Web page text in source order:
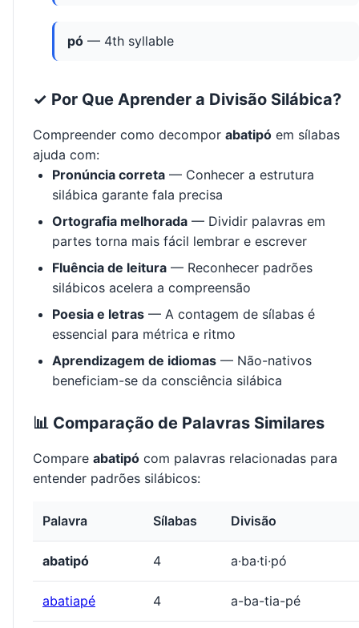
pó — 4th syllable
✓ Por Que Aprender a Divisão Silábica?
Compreender como decompor abatipó em sílabas
ajuda com:
Pronúncia correta — Conhecer a estrutura
silábica garante fala precisa
Ortografia melhorada — Dividir palavras em
partes torna mais fácil lembrar e escrever
Fluência de leitura — Reconhecer padrões
silábicos acelera a compreensão
Poesia e letras — A contagem de sílabas é
essencial para métrica e ritmo
Aprendizagem de idiomas — Não-nativos
beneficiam-se da consciência silábica
📊 Comparação de Palavras Similares
Compare abatipó com palavras relacionadas para
entender padrões silábicos:
Palavra Sílabas Divisão
abatipó 4 a·ba·ti·pó
abatiapé 4 a-ba-tia-pé